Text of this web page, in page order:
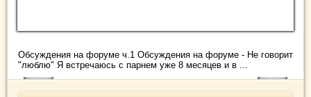
Обсуждения на форуме ч.1 Обсуждения на форуме - Не говорит
"люблю" Я встречаюсь с парнем уже 8 месяцев и в ...